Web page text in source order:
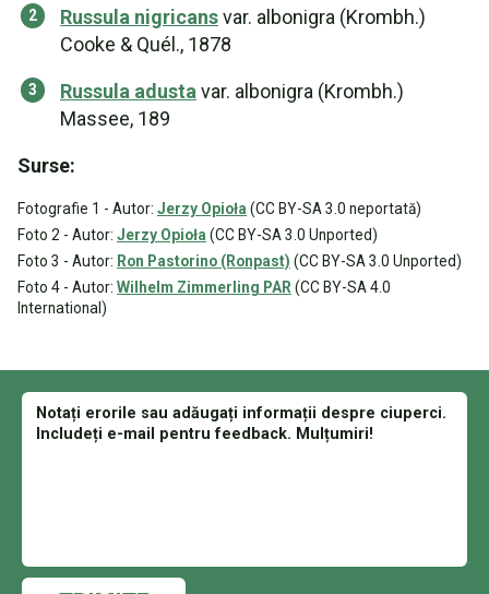
Russula nigricansvar. albonigra (Krombh.)
Cooke & Quél., 1878
Russula adusta var. albonigra (Krombh.)
Massee, 189
Surse:
Fotografie 1 - Autor: Jerzy Opioła (CC BY-SA 3.0 neportată)
Foto 2 - Autor: Jerzy Opioła (CC BY-SA 3.0 Unported)
Foto 3 - Autor: Ron Pastorino (Ronpast) (CC BY-SA 3.0 Unported)
Foto 4 - Autor: Wilhelm Zimmerling PAR (CC BY-SA 4.0
International)